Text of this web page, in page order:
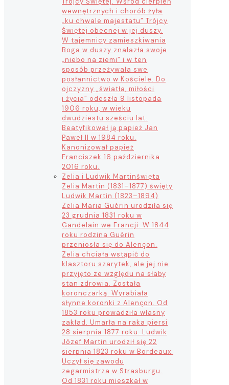
wewnętrznych i chorób żyła
„ku chwale majestatu” Trójcy
Świętej obecnej w jej duszy.
W tajemnicy zamieszkiwania
Boga w duszy znalazła swoje
„niebo na ziemi” i w ten
sposób przeżywała swe
posłannictwo w Kościele. Do
ojczyzny „światła, miłości
i życia” odeszła 9 listopada
1906 roku, w wieku
dwudziestu sześciu lat.
Beatyfikował ją papież Jan
Paweł II w 1984 roku.
Kanonizował papież
Franciszek 16 października
2016 roku.
Zelia i Ludwik Martinświęta
Zelia Martin (1831–1877) święty
Ludwik Martin (1823–1894)
Zelia Maria Guérin urodziła się
23 grudnia 1831 roku w
Gandelain we Francji. W 1844
roku rodzina Guérin
przeniosła się do Alençon.
Zelia chciała wstąpić do
klasztoru szarytek, ale jej nie
przyjęto ze względu na słaby
stan zdrowia. Została
koronczarką. Wyrabiała
słynne koronki z Alençon. Od
1853 roku prowadziła własny
zakład. Umarła na raka piersi
28 sierpnia 1877 roku. Ludwik
Józef Martin urodził się 22
sierpnia 1823 roku w Bordeaux.
Uczył się zawodu
zegarmistrza w Strasburgu.
Od 1831 roku mieszkał w